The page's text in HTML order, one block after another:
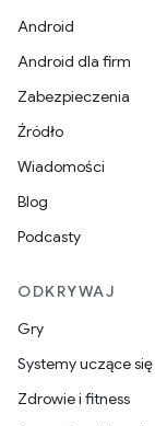
Android
Android dla firm
Zabezpieczenia
Źródło
Wiadomości
Blog
Podcasty
ODKRYWAJ
Gry
Systemy uczące się
Zdrowie i fitness